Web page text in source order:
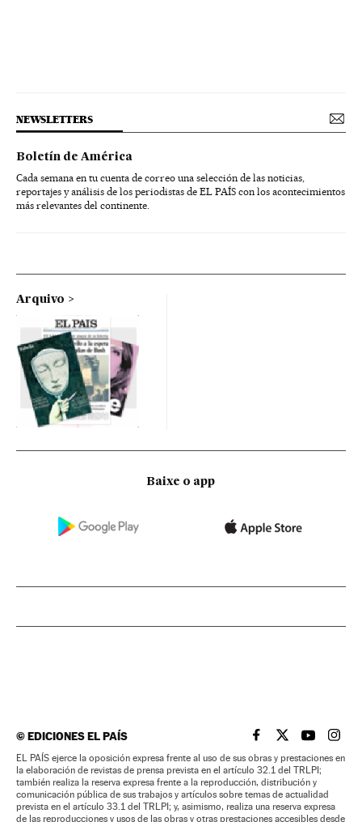
NEWSLETTERS
Boletín de América
Cada semana en tu cuenta de correo una selección de las noticias,
reportajes y análisis de los periodistas de EL PAÍS con los acontecimientos
más relevantes del continente.
Arquivo
Baixe o app
©EDICIONES EL PAÍS EL PAÍS BRASIL EN
EL PAÍSEL PAÍS
EL
EL PAÍS ejerce la oposición expresa frente al uso de sus obras y prestaciones en
la elaboración de revistas de prensa prevista en el artículo 32.1 del TRLPI;
también realiza la reserva expresa frente a la reproducción, distribución y
comunicación pública de sus trabajos y artículos sobre temas de actualidad
prevista en el artículo 33.1 del TRLPI; y, asimismo, realiza una reserva expresa
de las reproducciones y usos de las obras y otras prestaciones accesibles desde